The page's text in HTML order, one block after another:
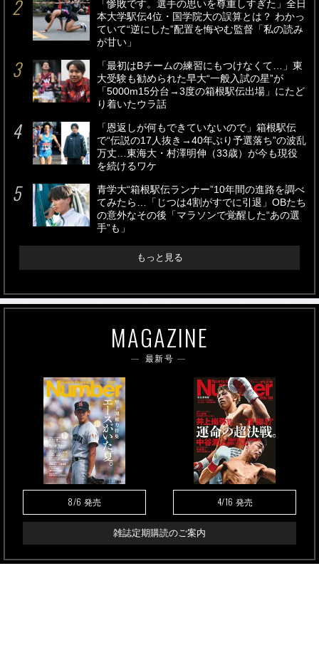
「惨敗です。選手の思いを尊重しすぎた」全日
本大学駅伝4位・国学院大の誤算とは？ わかっ
ていて“逆にした”配置を悔やむ監督「私の読み
が甘い」
「最初はBチームの練習にもつけなくて…」東
大受験も勧められた早大“一般入試の星”が
「5000m15分台→3度の箱根駅伝出場」にたど
り着いたウラ話
「恩返しが何もできていないので」箱根駅伝
で“伝説の17人抜き→40年ぶり予選落ち”の波乱
万丈…東海大・村澤明伸（33歳）が今も現役
を続けるワケ
青学大“箱根駅伝ランナー”10年間の進路を調べ
てみたら…「じつは4割がすでに引退」OBたち
の意外なその後「マラソンで覚醒した“あの選
手”も」
もっと見る
MAGAZINE
最新号
8/6 発売 4/16 発売
雑誌定期購読のご案内